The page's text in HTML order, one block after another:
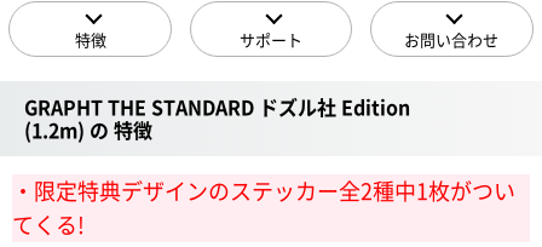
特徴 サポート お問い合わせ
GRAPHT THE STANDARD ドズル社 Edition
(1.2m) の 特徴
・限定特典デザインのステッカー全2種中1枚がつい
てくる!